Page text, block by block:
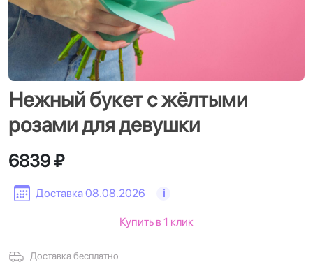
Нежный букет с жёлтыми
розами для девушки
Доставка 08.08.2026 i
6839 ₽
Доставка бесплатно
Купить в 1 клик